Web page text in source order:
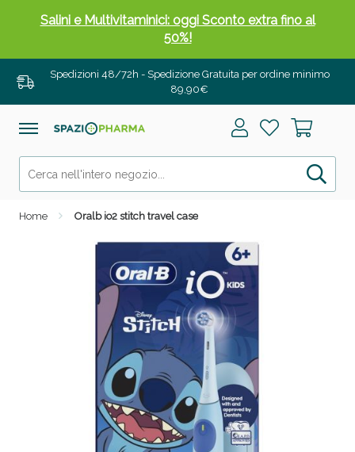
Spedizioni 48/72h - Spedizione Gratuita per ordine minimo
89,90€
Home Oralb io2 stitch travel case
Salini e Multivitaminici: oggi Sconto extra fino al
50%!
Anticellulite e Fanghi: Sconto fino al 40% valido
oggi!